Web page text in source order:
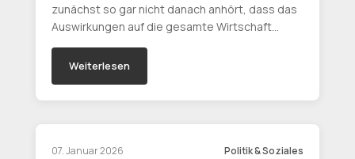
zunächst so gar nicht danach anhört, dass das
Auswirkungen auf die gesamte Wirtschaft…
Weiterlesen
07. Januar 2026 Politik & Soziales